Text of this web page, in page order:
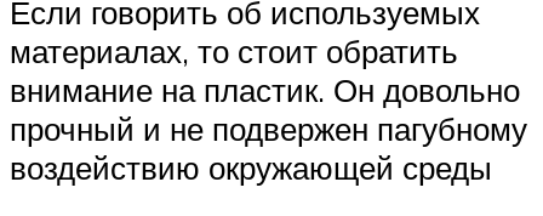
Если говорить об используемых
материалах, то стоит обратить
внимание на пластик. Он довольно
прочный и не подвержен пагубному
воздействию окружающей среды